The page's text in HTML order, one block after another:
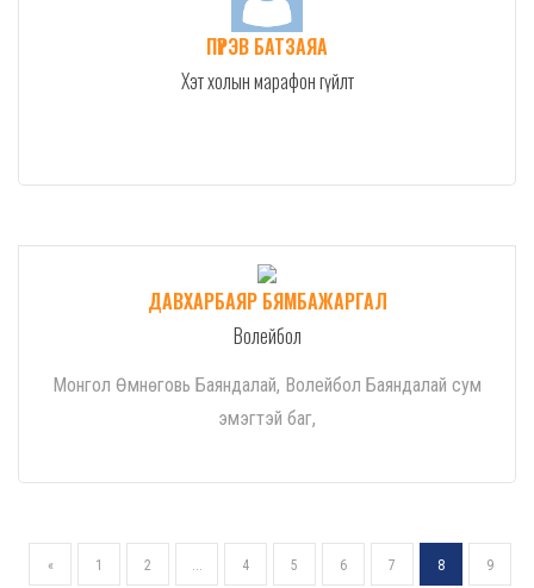
ПҮРЭВ БАТЗАЯА
Хэт холын марафон гүйлт
ДАВХАРБАЯР БЯМБАЖАРГАЛ
Волейбол
Монгол Өмнөговь Баяндалай, Волейбол Баяндалай сум
эмэгтэй баг,
« 1 2 ... 4 5 6 7 8 9